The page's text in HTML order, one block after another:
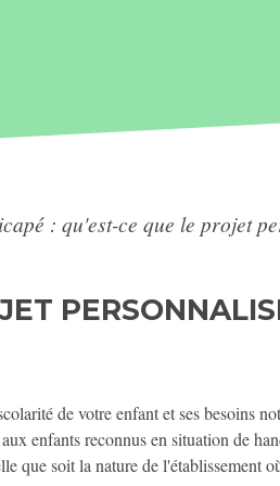
: qu'est-ce que le projet
de votre enfant et ses besoins
enfants reconnus en situation de
que soit la nature de l'établissement